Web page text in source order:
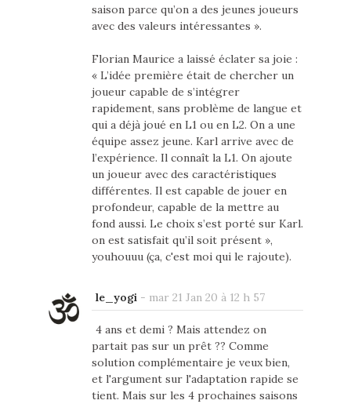
saison parce qu’on a des jeunes joueurs
avec des valeurs intéressantes ».
Florian Maurice a laissé éclater sa joie :
« L’idée première était de chercher un
joueur capable de s’intégrer
rapidement, sans problème de langue et
qui a déjà joué en L1 ou en L2. On a une
équipe assez jeune. Karl arrive avec de
l’expérience. Il connaît la L1. On ajoute
un joueur avec des caractéristiques
différentes. Il est capable de jouer en
profondeur, capable de la mettre au
fond aussi. Le choix s’est porté sur Karl.
on est satisfait qu’il soit présent »,
youhouuu (ça, c'est moi qui le rajoute).
le_yogi- mar 21 Jan 20 à 12 h 57
4 ans et demi ? Mais attendez on
partait pas sur un prêt ?? Comme
solution complémentaire je veux bien,
et l'argument sur l'adaptation rapide se
tient. Mais sur les 4 prochaines saisons